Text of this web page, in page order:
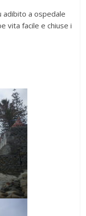
adibito a ospedale
vita facile e chiuse i